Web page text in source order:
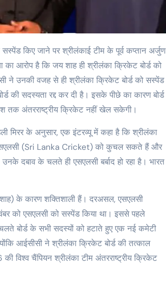
सस्‍पेंड किए जाने पर श्रीलंकाई टीम के पूर्व कप्तान अर्जुण
आरोप है कि जय शाह ही श्रीलंका क्रिकेट बोर्ड को
ने उनकी वजह से ही श्रीलंका क्रिकेट बोर्ड को सस्पेंड
की सदस्‍यता रद्द कर दी है। इसके पीछे का कारण बोर्ड
तक अंतरराष्‍ट्रीय क्रिकेट नहीं खेल सकेगी।
मिरर के अनुसार, एक इंटरव्यू में कहा है कि श्रीलंका
(Sri Lanka Cricket) को कुचल सकते हैं और
दबाव के चलते ही एसएलसी बर्बाद हो रहा है। भारत
के कारण शक्तिशाली हैं। दरअसल, एसएलसी
को एसएलसी को सस्‍पेंड किया था। इससे पहले
बोर्ड के सभी सदस्यों को हटाते हुए एक नई कमेटी
आईसीसी ने श्रीलंका क्रिकेट बोर्ड की तत्काल
चैंपियन श्रीलंका टीम अंतरराष्‍ट्रीय क्रिकेट